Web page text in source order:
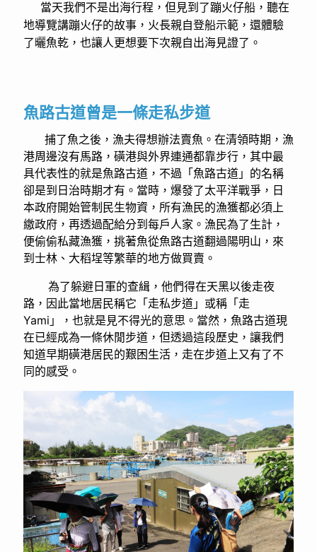
當天我們不是出海行程，但見到了蹦火仔船，聽在
地導覽講蹦火仔的故事，火長親自登船示範，還體驗
了曬魚乾，也讓人更想要下次親自出海見證了。
魚路古道曾是一條走私步道
捕了魚之後，漁夫得想辦法賣魚。在清領時期，漁
港周邊沒有馬路，磺港與外界連通都靠步行，其中最
具代表性的就是魚路古道，不過「魚路古道」的名稱
卻是到日治時期才有。當時，爆發了太平洋戰爭，日
本政府開始管制民生物資，所有漁民的漁獲都必須上
繳政府，再透過配給分到每戶人家。漁民為了生計，
便偷偷私藏漁獲，挑著魚從魚路古道翻過陽明山，來
到士林、大稻埕等繁華的地方做買賣。
為了躲避日軍的查緝，他們得在天黑以後走夜
路，因此當地居民稱它「走私步道」或稱「走
Yami」，也就是見不得光的意思。當然，魚路古道現
在已經成為一條休閒步道，但透過這段歷史，讓我們
知道早期磺港居民的艱困生活，走在步道上又有了不
同的感受。